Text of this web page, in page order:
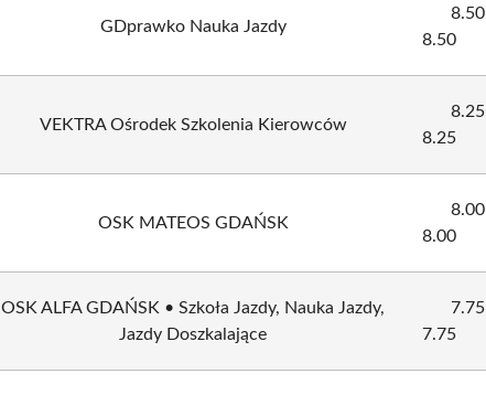
GDprawko Nauka Jazdy
8.50
8.50
VEKTRA Ośrodek Szkolenia Kierowców
8.25
8.25
OSK MATEOS GDAŃSK
8.00
8.00
OSK ALFA GDAŃSK • Szkoła Jazdy, Nauka Jazdy,
Jazdy Doszkalające
7.75
7.75